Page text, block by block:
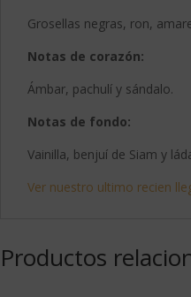
Grosellas negras, ron,
Notas de corazón:
Ámbar, pachulí y sándalo.
Notas de fondo:
Vainilla, benjuí de Siam y
Ver nuestro ultimo recien
Productos